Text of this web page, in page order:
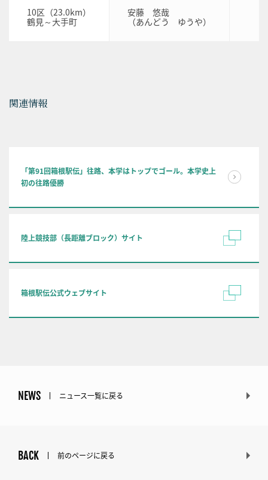
10区（23.0km）
鶴見～大手町
安藤 悠哉
（あんどう ゆうや）
関連情報
「第91回箱根駅伝」往路、本学はトップでゴール。本学史上
初の往路優勝
陸上競技部（長距離ブロック）サイト
箱根駅伝公式ウェブサイト
NEWS ニュース一覧に戻る
BACK 前のページに戻る